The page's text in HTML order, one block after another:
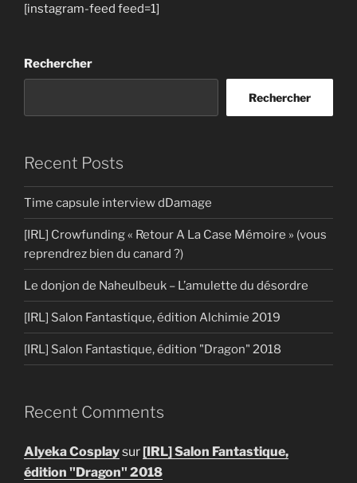
[instagram-feed feed=1]
Rechercher
Rechercher
Recent Posts
Time capsule interview dDamage
[IRL] Crowfunding « Retour A La Case Mémoire » (vous
reprendrez bien du canard ?)
Le donjon de Naheulbeuk – L’amulette du désordre
[IRL] Salon Fantastique, édition Alchimie 2019
[IRL] Salon Fantastique, édition "Dragon" 2018
Recent Comments
Alyeka Cosplaysur[IRL] Salon Fantastique,
édition "Dragon" 2018